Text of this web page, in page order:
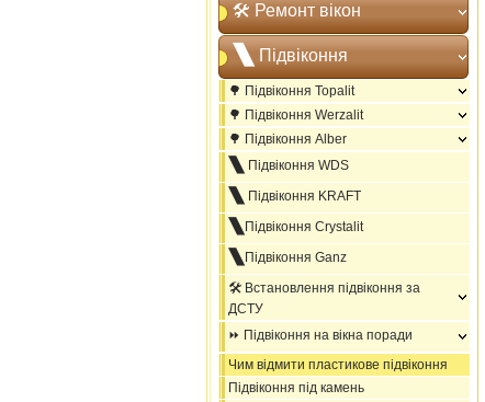
🛠️ Ремонт вікон
🙽 Підвіконня
🌳 Підвіконня Topalit
🌳 Підвіконня Werzalit
🌳 Підвіконня Alber
🙽 Підвіконня WDS
🙽 Підвіконня KRAFT
🙽Підвіконня Crystalit
🙽Підвіконня Ganz
🛠️ Встановлення підвіконня за
ДСТУ
⏩ Підвіконня на вікна поради
Чим відмити пластикове підвіконня
Підвіконня під камень